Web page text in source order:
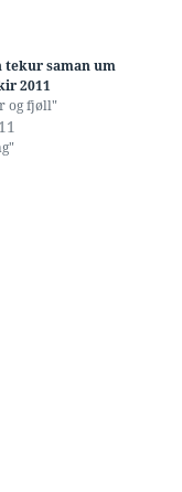
tekur saman um
2011
og fjøll"